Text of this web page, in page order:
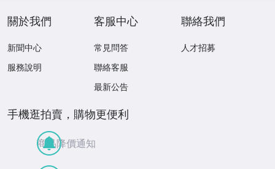
關於我們
新聞中心
服務說明
客服中心
常見問答
聯絡客服
最新公告
聯絡我們
人才招募
手機逛拍賣，購物更便利
商品降價通知